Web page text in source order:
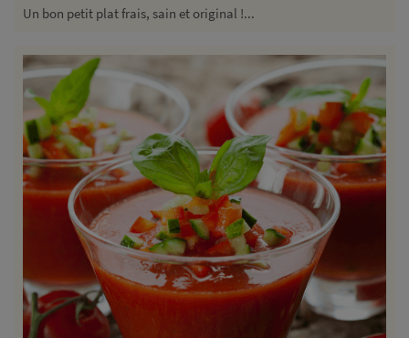
Un bon petit plat frais, sain et original !...